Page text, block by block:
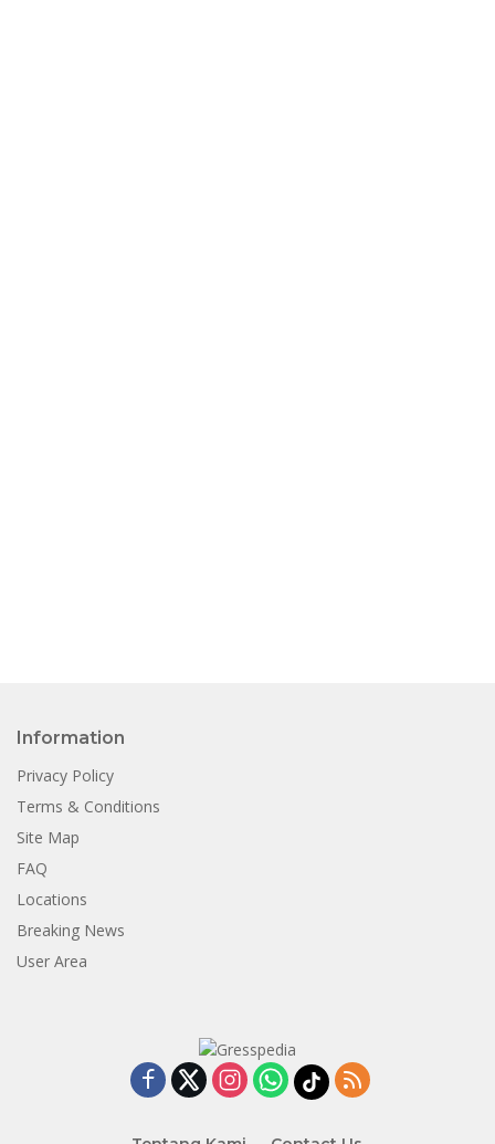
Information
Privacy Policy
Terms & Conditions
Site Map
FAQ
Locations
Breaking News
User Area